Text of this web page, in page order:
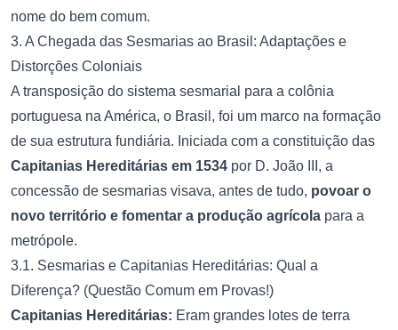
nome do bem comum.
3. A Chegada das Sesmarias ao Brasil: Adaptações e
Distorções Coloniais
A transposição do sistema sesmarial para a colônia
portuguesa na América, o Brasil, foi um marco na formação
de sua estrutura fundiária. Iniciada com a constituição das
Capitanias Hereditárias em 1534 por D. João III, a
concessão de sesmarias visava, antes de tudo, povoar o
novo território e fomentar a produção agrícola para a
metrópole.
3.1. Sesmarias e Capitanias Hereditárias: Qual a
Diferença? (Questão Comum em Provas!)
Capitanias Hereditárias: Eram grandes lotes de terra